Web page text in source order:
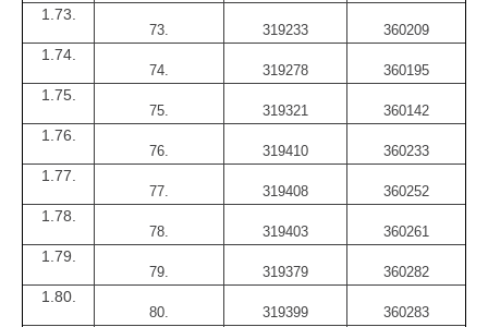
1.73.
73. 319233 360209
1.74.
74. 319278 360195
1.75.
75. 319321 360142
1.76.
76. 319410 360233
1.77.
77. 319408 360252
1.78.
78. 319403 360261
1.79.
79. 319379 360282
1.80.
80. 319399 360283